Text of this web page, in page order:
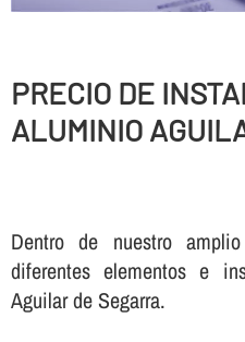
PRECIO DE
ALUMINIO
Dentro de nuestro
diferentes elementos e
Aguilar de Segarra.